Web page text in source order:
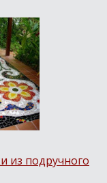
из подручного